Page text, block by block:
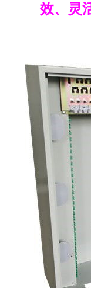
效、灵